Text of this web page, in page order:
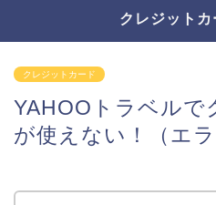
クレジット
クレジットカード
YAHOOトラベルで
が使えない！（エ